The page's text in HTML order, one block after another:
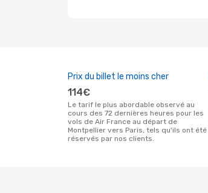
Prix du billet le moins cher
114€
Le tarif le plus abordable observé au
cours des 72 dernières heures pour les
vols de Air France au départ de
Montpellier vers Paris, tels qu'ils ont été
réservés par nos clients.